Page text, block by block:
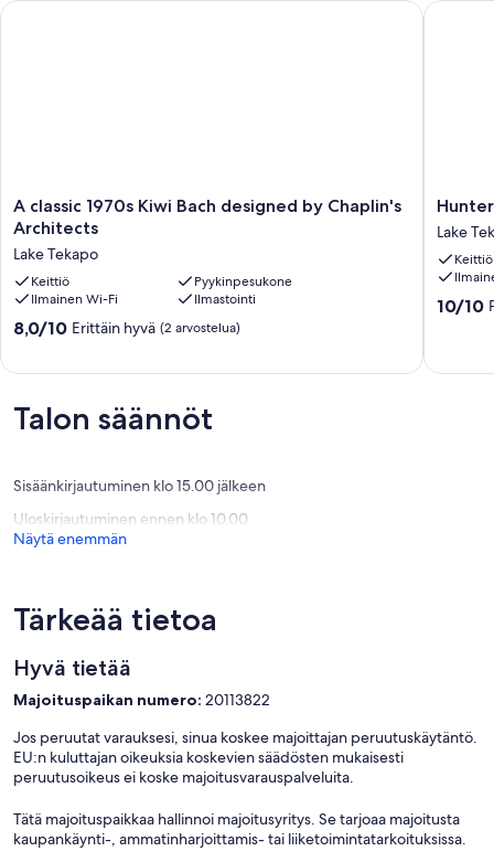
A
classic
Kiwi
Bach
designed
by
Chaplin's
A classic 1970s Kiwi Bach designed by Chaplin's
Architects
Lake Tekapo
Keittiö
Pyykinpesukone
Ilmainen Wi-Fi
Ilmastointi
8.0
hyvä,
(2
8,0/10 Erittäin hyvä (2 arvostelua)
A classic 1970s Kiwi Bach designed by Chaplin's Architects
Hunter
Lake
Tekapo
Lake
Keittiö
10.0
10/10
Hunter
Talon säännöt
Sisäänkirjautuminen klo 15.00 jälkeen
Uloskirjautuminen ennen klo 10.00
Näytä enemmän
Tärkeää tietoa
Hyvä tietää
Majoituspaikan numero: 20113822
Jos peruutat varauksesi, sinua koskee majoittajan peruutuskäytäntö.
EU:n kuluttajan oikeuksia koskevien säädösten mukaisesti
peruutusoikeus ei koske majoitusvarauspalveluita.
Tätä majoituspaikkaa hallinnoi majoitusyritys. Se tarjoaa majoitusta
kaupankäynti-, ammatinharjoittamis- tai liiketoimintatarkoituksissa.